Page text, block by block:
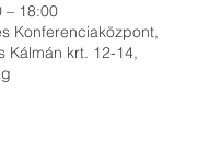
– 18:00
Konferenciaközpont,
Kálmán krt. 12-14,